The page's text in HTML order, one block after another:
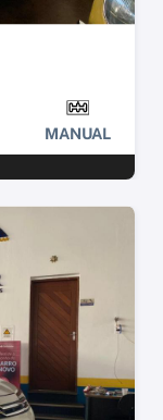
MANUAL